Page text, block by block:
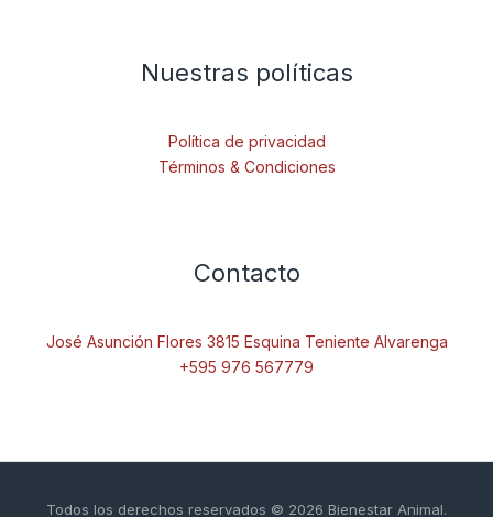
Nuestras políticas
Política de privacidad
Términos & Condiciones
Contacto
José Asunción Flores 3815 Esquina Teniente Alvarenga
+595 976 567779
Todos los derechos reservados © 2026 Bienestar Animal.